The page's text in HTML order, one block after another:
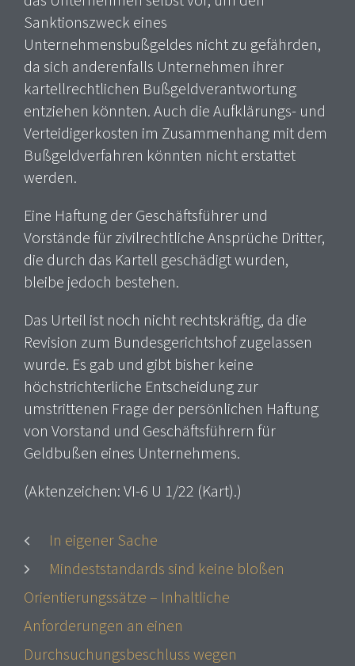
Sanktionszweck eines
Unternehmensbußgeldes nicht zu gefährden,
da sich anderenfalls Unternehmen ihrer
kartellrechtlichen Bußgeldverantwortung
entziehen könnten. Auch die Aufklärungs- und
Verteidigerkosten im Zusammenhang mit dem
Bußgeldverfahren könnten nicht erstattet
werden.
Eine Haftung der Geschäftsführer und
Vorstände für zivilrechtliche Ansprüche Dritter,
die durch das Kartell geschädigt wurden,
bleibe jedoch bestehen.
Das Urteil ist noch nicht rechtskräftig, da die
Revision zum Bundesgerichtshof zugelassen
wurde. Es gab und gibt bisher keine
höchstrichterliche Entscheidung zur
umstrittenen Frage der persönlichen Haftung
von Vorstand und Geschäftsführern für
Geldbußen eines Unternehmens.
(Aktenzeichen: VI-6 U 1/22 (Kart).)
In eigener Sache
Mindeststandards sind keine bloßen
Orientierungssätze – Inhaltliche
Anforderungen an einen
Durchsuchungsbeschluss wegen